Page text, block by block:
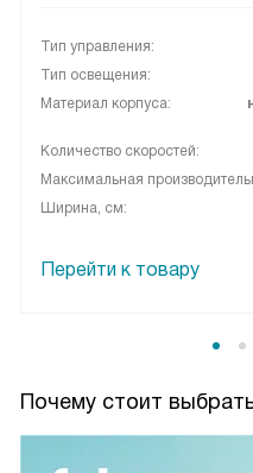
Тип управления:
Тип освещения:
Материал корпуса:
Количество скоростей:
Максимальная
Ширина, см:
Перейти к товару
Почему стоит